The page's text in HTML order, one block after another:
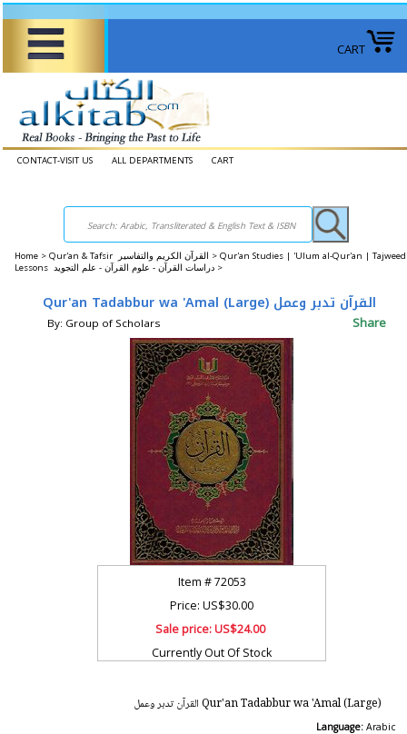
CART
CONTACT-VISIT US ALL DEPARTMENTS CART
Home > Qur'an & Tafsir القرآن الكريم والتفاسير > Qur'an Studies | 'Ulum al-Qur'an | Tajweed
Lessons دراسات القرآن - علوم القرآن - علم التجويد >
Qur'an Tadabbur wa 'Amal (Large) القرآن تدبر وعمل
By: Group of Scholars Share
Item #72053
Price: US$30.00
Sale price:US$24.00
Currently Out Of Stock
Qur'an Tadabbur wa 'Amal (Large) القرآن تدبر وعمل
Language: Arabic